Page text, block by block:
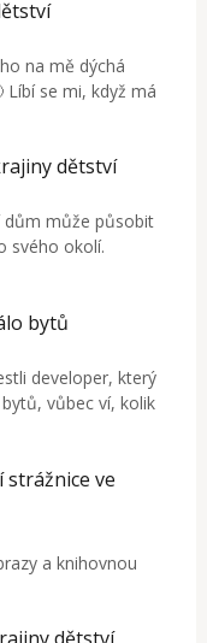
na mě dýchá
se mi, když má
dětství
dům může působit
svého okolí.
bytů
developer, který
vůbec ví, kolik
ve
a knihovnou